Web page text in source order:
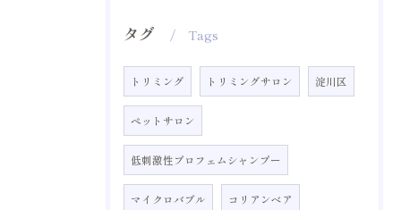
タグ Tags
トリミング トリミングサロン 淀川区
ペットサロン
低刺激性プロフェムシャンプー
マイクロバブル コリアンベア